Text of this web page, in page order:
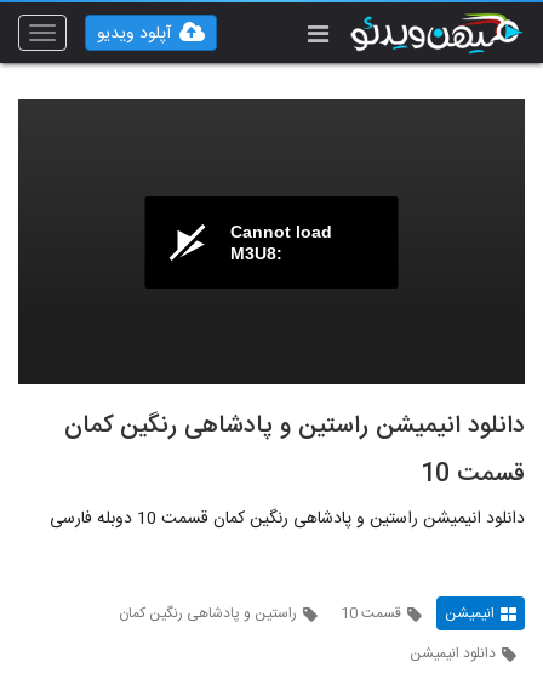
Toggle
آپلود ویدیو
Cannot load
M3U8:
دانلود انیمیشن راستین و پادشاهی رنگین کمان
قسمت 10
دانلود انیمیشن راستین و پادشاهی رنگین کمان قسمت 10 دوبله فارسی
انیمیشن قسمت 10
راستین و پادشاهی رنگین کمان
دانلود انیمیشن